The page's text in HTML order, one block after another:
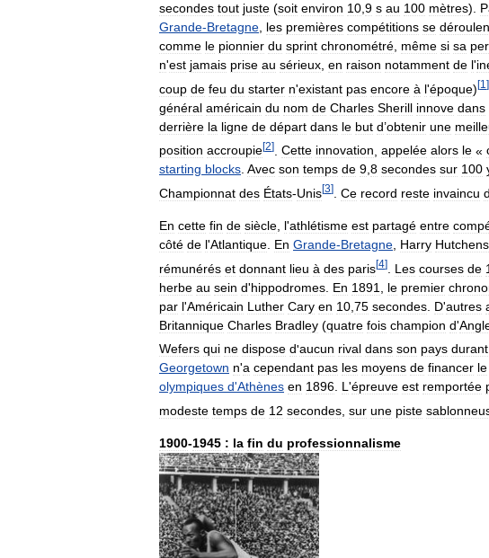
secondes tout juste (soit environ 10 9 s au 100 mètres).
Grande-Bretagne les premières compétitions se
comme le pionnier du sprint chronométré même si sa
n'est jamais prise au sérieux en raison notamment de l'
coup de feu du starter n'existant pas encore à l'époque)[1 ]
général américain du nom de Charles Sherill innove dans
derrière la ligne de départ dans le but d’obtenir une
position accroupie[2] Cette innovation appelée alors le «
starting blocks. Avec son temps de 9,8 secondes sur 100
Championnat des États-Unis[3] Ce record reste invaincu
En cette fin de siècle l'athlétisme est partagé entre
côté de l'Atlantique En Grande-Bretagne Harry Hutchens
rémunérés et donnant lieu à des paris[4] Les courses de
herbe au sein d'hippodromes En 1891 le premier
par l'Américain Luther Cary en 10 75 secondes D'autres
Britannique Charles Bradley (quatre fois champion d'
Wefers qui ne dispose d'aucun rival dans son pays durant
Georgetown n'a cependant pas les moyens de financer le
olympiques d'Athènes en 1896. L'épreuve est remportée
modeste temps de 12 secondes sur une piste
1900-1945 : la fin du professionnalisme